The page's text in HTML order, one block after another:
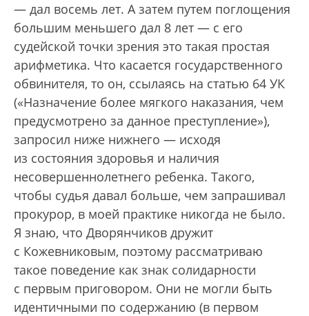
— дал восемь лет. А затем путем поглощения
большим меньшего дал 8 лет — с его
судейской точки зрения это такая простая
арифметика. Что касается государственного
обвинителя, то он, ссылаясь на статью 64 УК
(«Назначение более мягкого наказания, чем
предусмотрено за данное преступление»),
запросил ниже нижнего — исходя
из состояния здоровья и наличия
несовершеннолетнего ребенка. Такого,
чтобы судья давал больше, чем запрашивал
прокурор, в моей практике никогда не было.
Я знаю, что Дворянчиков дружит
с Кожевниковым, поэтому рассматриваю
такое поведение как знак солидарности
с первым приговором. Они не могли быть
идентичными по содержанию (в первом